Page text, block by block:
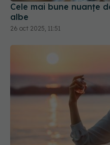
Cele mai bune nuanțe
albe
26 oct 2025, 11:51